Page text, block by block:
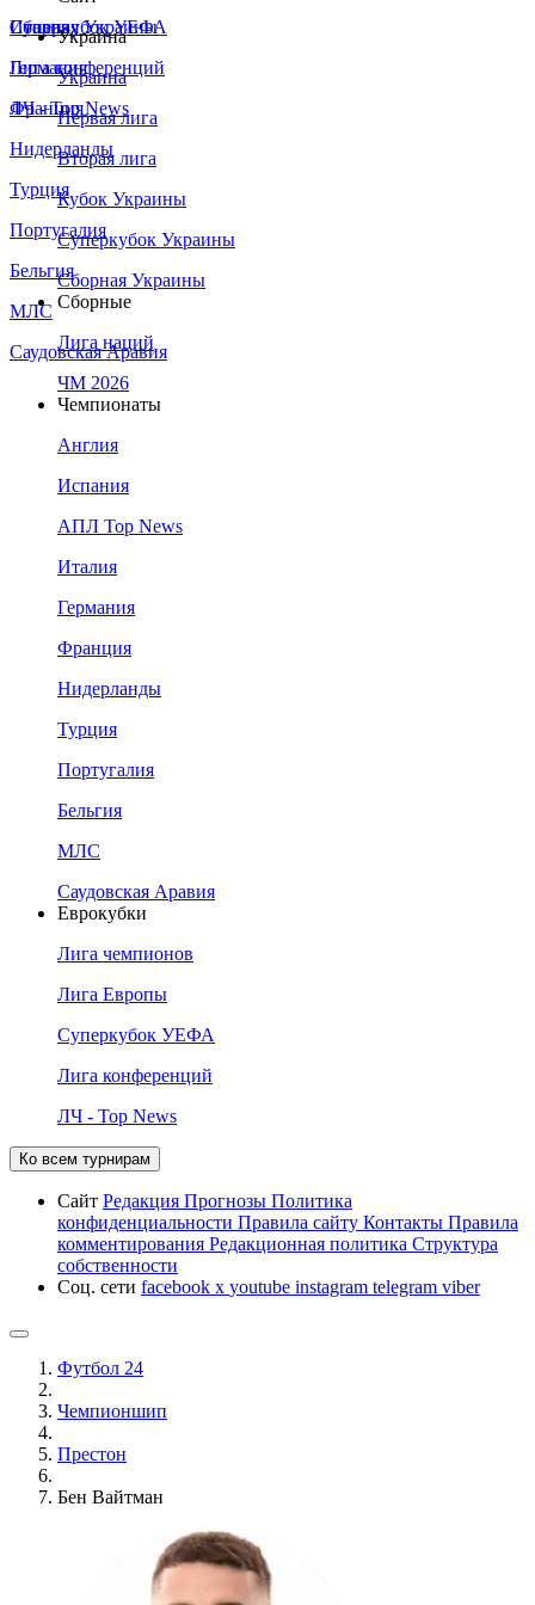
Сборная Украины
Италия
Германия
Франция
Нидерланды
Турция
Португалия
Бельгия
МЛС
Саудовская Аравия
Суперкубок УЕФА
Лига конференций
ЛЧ - Top News
Украина
Украина
Первая лига
Вторая лига
Кубок Украины
Суперкубок Украины
Сборная Украины
Сборные
Лига наций
ЧМ 2026
Чемпионаты
Англия
Испания
АПЛ Top News
Италия
Германия
Франция
Нидерланды
Турция
Португалия
Бельгия
МЛС
Саудовская Аравия
Еврокубки
Лига чемпионов
Лига Европы
Суперкубок УЕФА
Лига конференций
ЛЧ - Top News
Ко всем турнирам
Сайт Редакция Прогнозы Политика
конфиденциальности Правила сайту Контакты Правила
комментирования Редакционная политика Структура
собственности
Соц. сети facebook x youtube instagram telegram viber
Футбол 24
Чемпионшип
Престон
Бен Вайтман